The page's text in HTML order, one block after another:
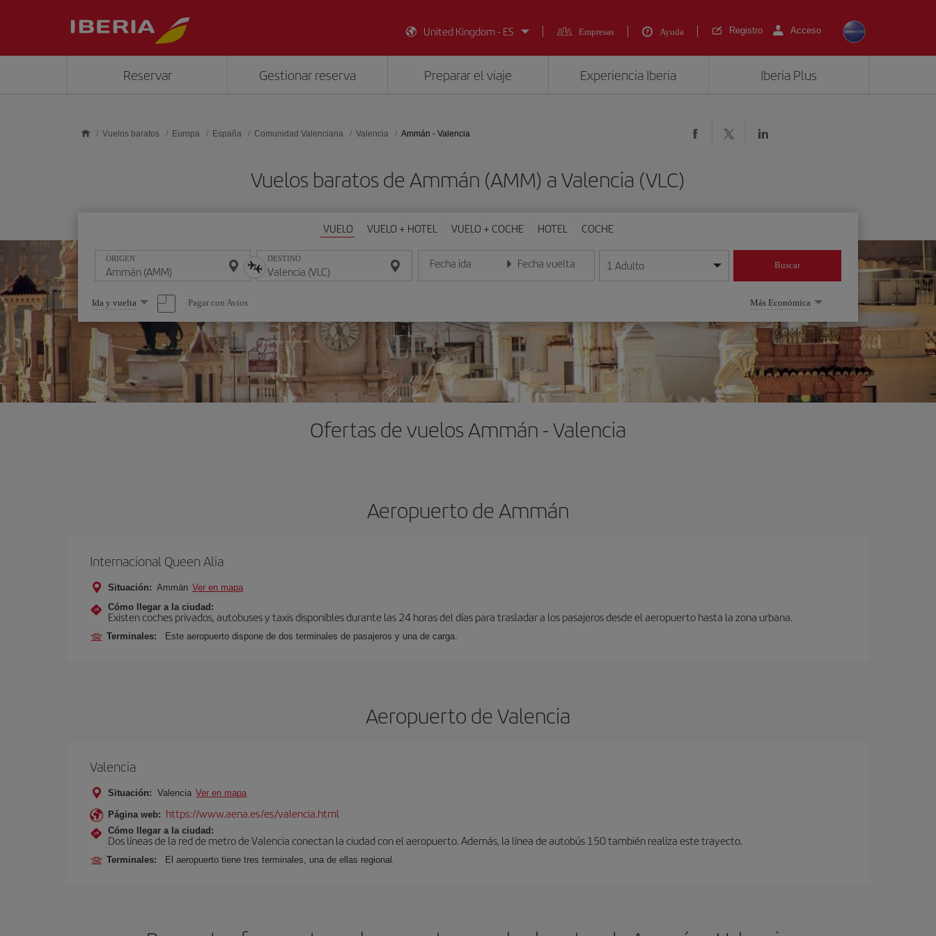
United Kingdom - ES
Empresas Ayuda Registro Acceso
Reservar Gestionar reserva Preparar el viaje Experiencia Iberia Iberia Plus
Vuelos baratos Europa España Comunidad Valenciana Valencia Ammán - Valencia
Vuelos baratos de Ammán (AMM) a Valencia (VLC)
VUELO VUELO + HOTEL VUELO + COCHE HOTEL COCHE
ORIGEN DESTINO Fecha ida
Introduce la fecha en formato día/mes/año
Fecha vuelta
Introduce la fecha en formato día/mes/año
1 Adulto Buscar
Seleccione
una
opción
Ida y vuelta Pagar con Avios Más Económica
Ofertas de vuelos Ammán - Valencia
Aeropuerto de Ammán
Internacional Queen Alia
Situación: Ammán Ver en mapa
Cómo llegar a la ciudad:
Existen coches privados, autobuses y taxis disponibles durante las 24 horas del días para trasladar a los pasajeros desde el aeropuerto hasta la zona urbana.
Terminales: Este aeropuerto dispone de dos terminales de pasajeros y una de carga.
Aeropuerto de Valencia
Valencia
Situación: Valencia Ver en mapa
Página web: https://www.aena.es/es/valencia.html
Cómo llegar a la ciudad:
Dos líneas de la red de metro de Valencia conectan la ciudad con el aeropuerto. Además, la línea de autobús 150 también realiza este trayecto.
Terminales: El aeropuerto tiene tres terminales, una de ellas regional.